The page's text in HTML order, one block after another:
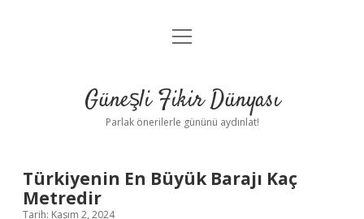
Anasayfa
Yasal Uyarı
menüyü
Güneşli Fikir Dünyası
Parlak önerilerle gününü aydınlat!
Türkiyenin En Büyük Barajı Kaç
Metredir
Tarih: Kasım 2, 2024